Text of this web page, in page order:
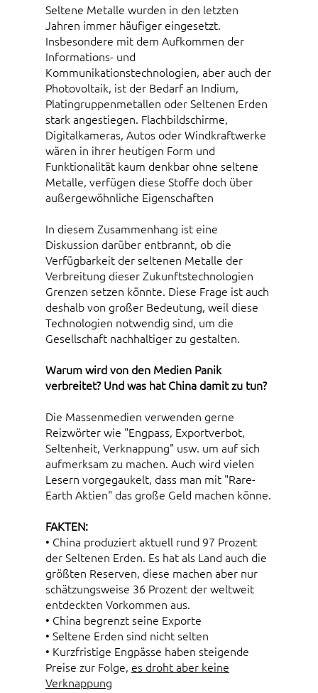
Seltene Metalle wurden in den letzten
Jahren immer häufiger eingesetzt.
Insbesondere mit dem Aufkommen der
Informations- und
Kommunikationstechnologien, aber auch der
Photovoltaik, ist der Bedarf an Indium,
Platingruppenmetallen oder Seltenen Erden
stark angestiegen. Flachbildschirme,
Digitalkameras, Autos oder Windkraftwerke
wären in ihrer heutigen Form und
Funktionalität kaum denkbar ohne seltene
Metalle, verfügen diese Stoffe doch über
außergewöhnliche Eigenschaften
In diesem Zusammenhang ist eine
Diskussion darüber entbrannt, ob die
Verfügbarkeit der seltenen Metalle der
Verbreitung dieser Zukunftstechnologien
Grenzen setzen könnte. Diese Frage ist auch
deshalb von großer Bedeutung, weil diese
Technologien notwendig sind, um die
Gesellschaft nachhaltiger zu gestalten.
Warum wird von den Medien Panik
verbreitet? Und was hat China damit zu tun?
Die Massenmedien verwenden gerne
Reizwörter wie "Engpass, Exportverbot,
Seltenheit, Verknappung" usw. um auf sich
aufmerksam zu machen. Auch wird vielen
Lesern vorgegaukelt, dass man mit "Rare-
Earth Aktien" das große Geld machen könne.
FAKTEN:
• China produziert aktuell rund 97 Prozent
der Seltenen Erden. Es hat als Land auch die
größten Reserven, diese machen aber nur
schätzungsweise 36 Prozent der weltweit
entdeckten Vorkommen aus.
• China begrenzt seine Exporte
• Seltene Erden sind nicht selten
• Kurzfristige Engpässe haben steigende
Preise zur Folge, es droht aber keine
Verknappung